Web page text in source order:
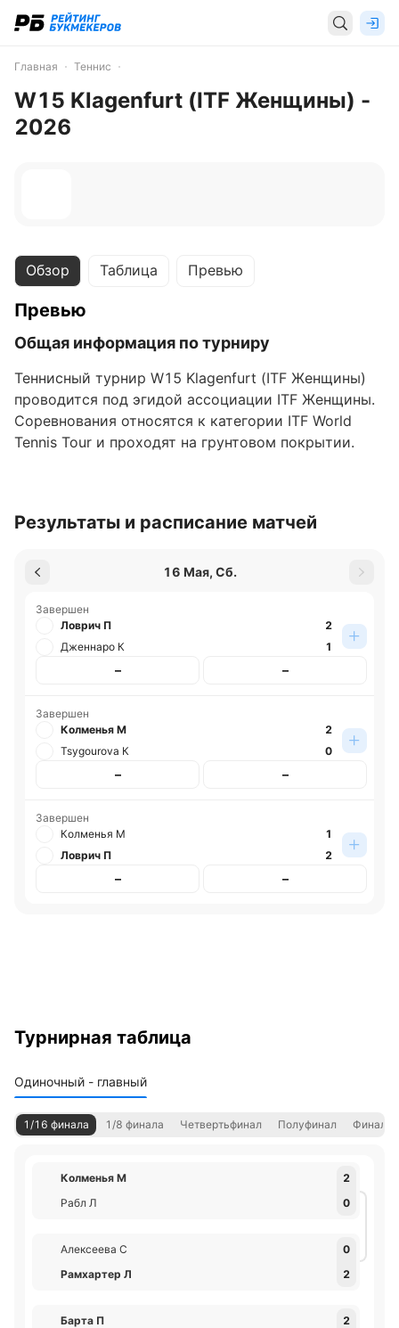
Главная Теннис
W15 Klagenfurt (ITF Женщины) -
2026
Обзор Таблица Превью
Превью
Общая информация по турниру
Теннисный турнир W15 Klagenfurt (ITF Женщины)
проводится под эгидой ассоциации ITF Женщины.
Соревнования относятся к категории ITF World
Tennis Tour и проходят на грунтовом покрытии.
Турнир проходит в Австрии, в городе Клагенфурт.
Николай Абовян
Результаты и расписание матчей
16 Мая, Сб.
Завершен
Ловрич П
2
Дженнаро К
1
– –
Завершен
Колменья М
2
Tsygourova К
0
– –
Завершен
Колменья М
1
Ловрич П
2
– –
Турнирная таблица
Одиночный - главный
1/16 финала 1/8 финала Четвертьфинал Полуфинал Финал
Колменья М
2
Рабл Л
0
Алексеева С
0
Рамхартер Л
2
Барта П
2